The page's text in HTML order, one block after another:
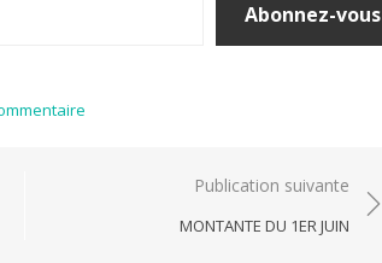
Abonnez-vous
Publication suivante
MONTANTE DU 1ER JUIN